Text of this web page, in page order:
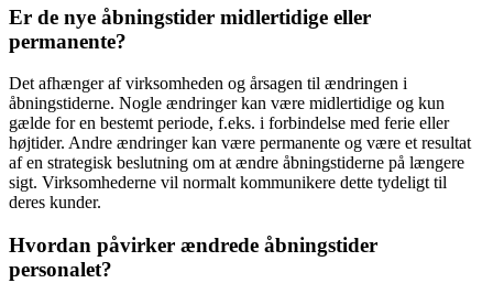
Er de nye åbningstider midlertidige eller
permanente?
Det afhænger af virksomheden og årsagen til ændringen i
åbningstiderne. Nogle ændringer kan være midlertidige og kun
gælde for en bestemt periode, f.eks. i forbindelse med ferie eller
højtider. Andre ændringer kan være permanente og være et resultat
af en strategisk beslutning om at ændre åbningstiderne på længere
sigt. Virksomhederne vil normalt kommunikere dette tydeligt til
deres kunder.
Hvordan påvirker ændrede åbningstider
personalet?